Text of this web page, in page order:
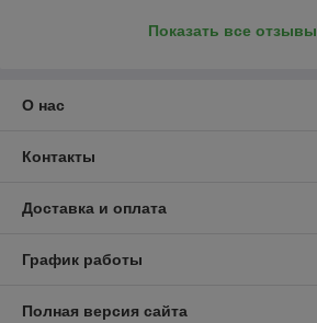
Показать все отзывы
О нас
Контакты
Доставка и оплата
График работы
Полная версия сайта